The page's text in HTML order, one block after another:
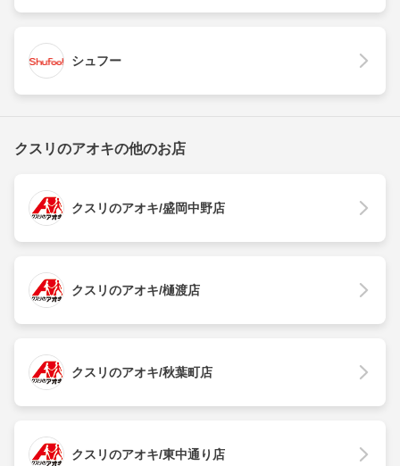
シュフー
クスリのアオキの他のお店
クスリのアオキ/盛岡中野店
クスリのアオキ/樋渡店
クスリのアオキ/秋葉町店
クスリのアオキ/東中通り店